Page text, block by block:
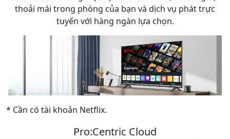
thoải mái trong phòng của bạn và dịch vụ phát trực
tuyến với hàng ngàn lựa chọn.
* Cần có tài khoản Netflix.
Pro:Centric Cloud